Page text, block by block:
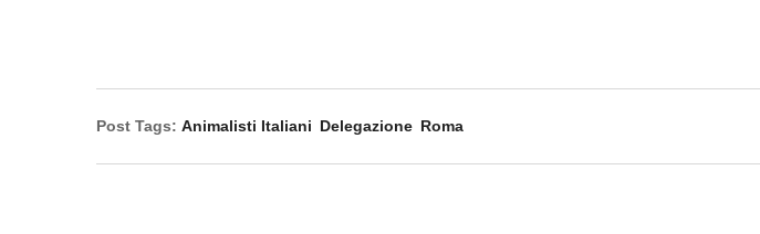
Post Tags: Animalisti Italiani Delegazione Roma